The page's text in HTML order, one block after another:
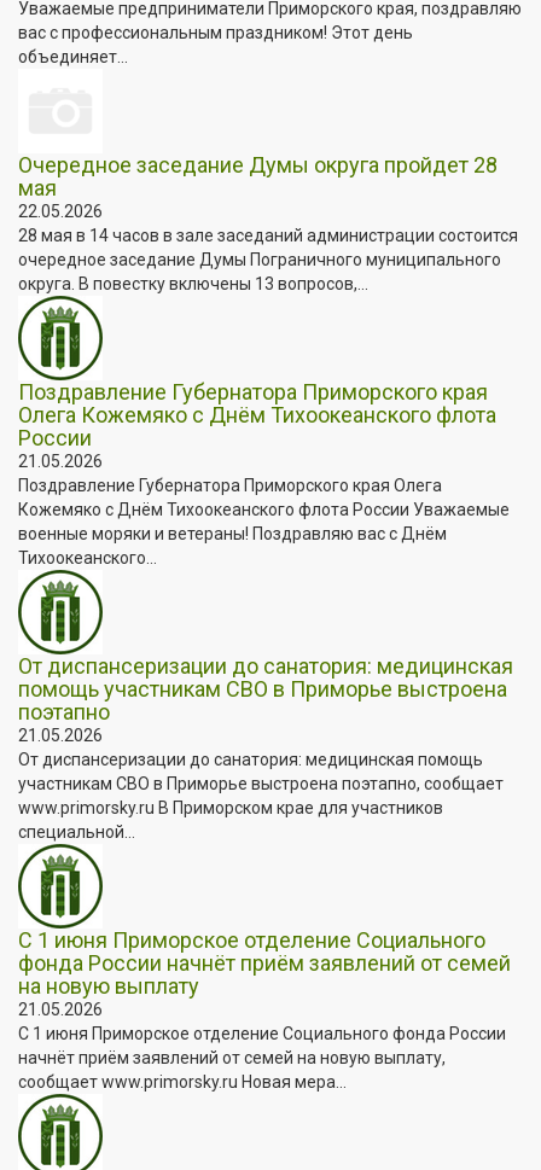
Уважаемые предприниматели Приморского края, поздравляю
вас с профессиональным праздником! Этот день
объединяет...
Очередное заседание Думы округа пройдет 28
мая
22.05.2026
28 мая в 14 часов в зале заседаний администрации состоится
очередное заседание Думы Пограничного муниципального
округа. В повестку включены 13 вопросов,...
Поздравление Губернатора Приморского края
Олега Кожемяко с Днём Тихоокеанского флота
России
21.05.2026
Поздравление Губернатора Приморского края Олега
Кожемяко с Днём Тихоокеанского флота России Уважаемые
военные моряки и ветераны! Поздравляю вас с Днём
Тихоокеанского...
От диспансеризации до санатория: медицинская
помощь участникам СВО в Приморье выстроена
поэтапно
21.05.2026
От диспансеризации до санатория: медицинская помощь
участникам СВО в Приморье выстроена поэтапно, сообщает
www.primorsky.ru В Приморском крае для участников
специальной...
С 1 июня Приморское отделение Социального
фонда России начнёт приём заявлений от семей
на новую выплату
21.05.2026
С 1 июня Приморское отделение Социального фонда России
начнёт приём заявлений от семей на новую выплату,
сообщает www.primorsky.ru Новая мера...